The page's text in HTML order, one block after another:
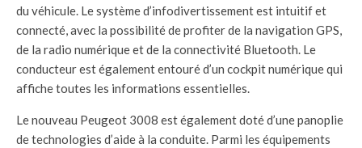
du véhicule. Le système d’infodivertissement est intuitif et
connecté, avec la possibilité de profiter de la navigation GPS,
de la radio numérique et de la connectivité Bluetooth. Le
conducteur est également entouré d’un cockpit numérique qui
affiche toutes les informations essentielles.
Le nouveau Peugeot 3008 est également doté d’une panoplie
de technologies d’aide à la conduite. Parmi les équipements